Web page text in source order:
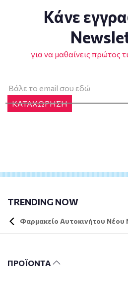
Κάνε
για να μαθαίνεις πρώτος
ΚΑΤΑΧΩΡΗΣΗ
TRENDING NOW
Φαρμακείο Αυτοκινήτου Νέου
ΠΡΟΪΟΝΤΑ